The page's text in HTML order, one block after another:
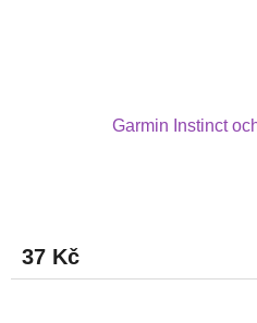
Garmin Instinct
37 Kč